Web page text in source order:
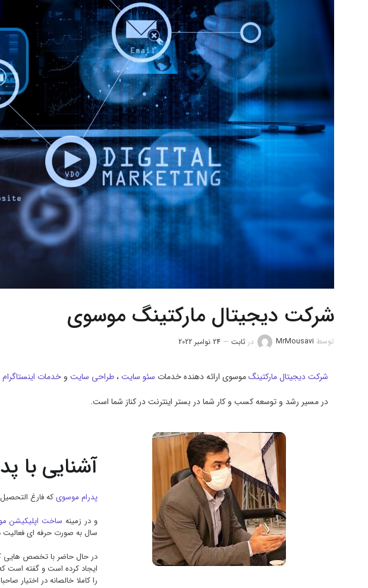
شرکت دیجیتال مارکتینگ موسوی
توسط MrMousavi در ثابت 24 نوامبر 2022
شرکت دیجیتال مارکتینگموسوی ارائه دهنده خدمات سئو سایت،طراحی سایت و خدمات اینستاگرام
در مسیر رشد و توسعه کسب و کار شما در بستر اینترنت در کناز شما است.
آشنایی با
پدرام موسویکه فارغ التحصیل
و در زمینه ساخت اپلیکیشن
سال به صورت حرفه ای فعالیت
در حال حاضر با تخصص هایی که
ایجاد کرده است و گفته است
را کاملا خالصانه در اختیار